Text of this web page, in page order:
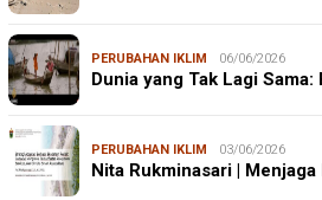
PERUBAHAN IKLIM 06/06/2026
Dunia yang Tak Lagi
PERUBAHAN IKLIM 03/06/2026
Nita Rukminasari |